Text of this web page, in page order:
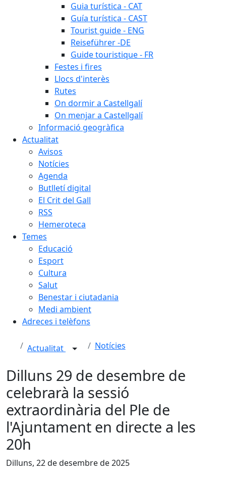
Guia turística - CAT
Guía turística - CAST
Tourist guide - ENG
Reiseführer -DE
Guide touristique - FR
Festes i fires
Llocs d'interès
Rutes
On dormir a Castellgalí
On menjar a Castellgalí
Informació geogràfica
Actualitat
Avisos
Notícies
Agenda
Butlletí digital
El Crit del Gall
RSS
Hemeroteca
Temes
Educació
Esport
Cultura
Salut
Benestar i ciutadania
Medi ambient
Adreces i telèfons
Actualitat Notícies
Dilluns 29 de desembre de
celebrarà la sessió
extraordinària del Ple de
l'Ajuntament en directe a les
20h
Dilluns, 22 de desembre de 2025